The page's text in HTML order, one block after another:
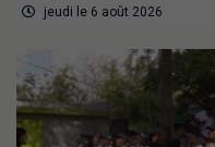
jeudi le 6 août 2026